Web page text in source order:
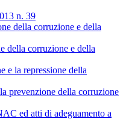
n. 39
della corruzione e della
della corruzione e della
e la repressione della
prevenzione della corruzione
ed atti di adeguamento a